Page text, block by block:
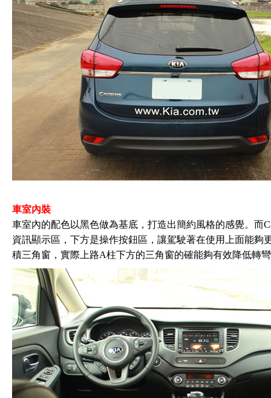
車室內裝
車室內的配色以黑色做為基底，打造出簡約風格的感覺。而
資訊顯示區，下方是操作按鈕區，讓駕駛著在使用上面能夠
積三角窗，實際上路A柱下方的三角窗的確能夠有效降低轉